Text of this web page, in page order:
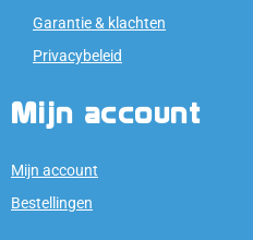
Garantie & klachten
Privacybeleid
Mijn account
Mijn account
Bestellingen